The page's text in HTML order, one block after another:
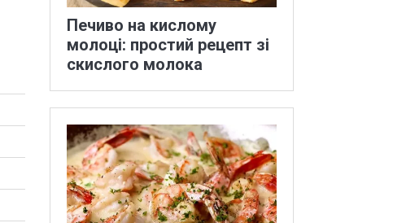
Печиво на кислому
молоці: простий рецепт зі
скислого молока